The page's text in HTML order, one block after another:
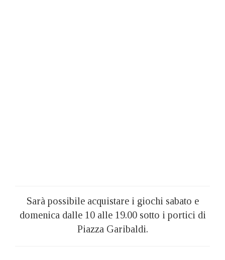
Sarà possibile acquistare i giochi sabato e
domenica dalle 10 alle 19.00 sotto i portici di
Piazza Garibaldi.